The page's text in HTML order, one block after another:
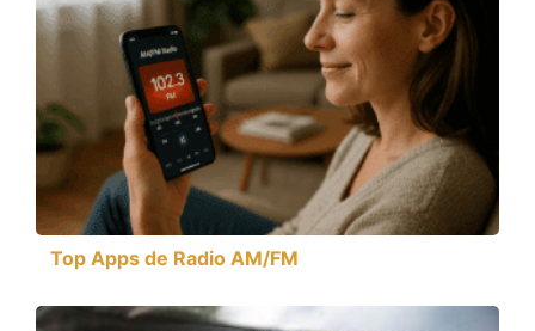
Top Apps de Radio AM/FM